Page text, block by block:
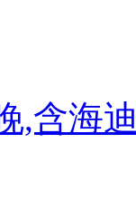
,含海